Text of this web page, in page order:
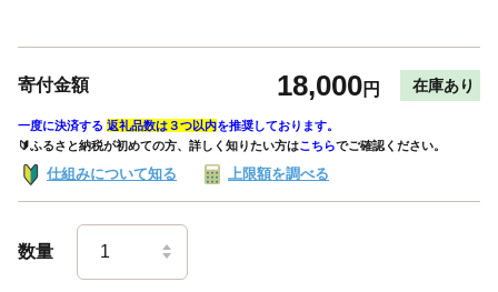
寄付金額 18,000円 在庫あり
一度に決済する 返礼品数は３つ以内を推奨しております。
🔰ふるさと納税が初めての方、詳しく知りたい方はこちらでご確認ください。
仕組みについて知る 上限額を調べる
数量